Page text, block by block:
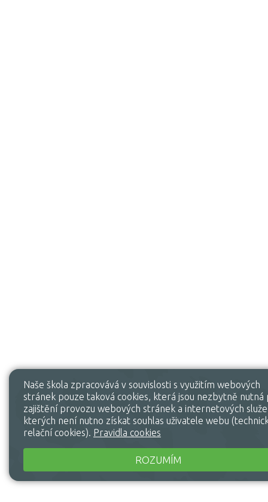
Naše škola zpracovává v souvislosti s využitím webových
stránek pouze taková cookies, která jsou nezbytně nutná
zajištění provozu webových stránek a internetových
kterých není nutno získat souhlas uživatele webu
relační cookies). Pravidla cookies
ROZUMÍM